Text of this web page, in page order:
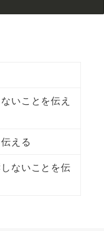
いことを伝え
える
ないことを伝